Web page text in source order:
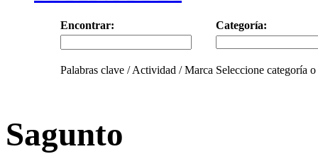
Encontrar: Categoría:
Palabras clave / Actividad / Marca Seleccione categoría
Sagunto